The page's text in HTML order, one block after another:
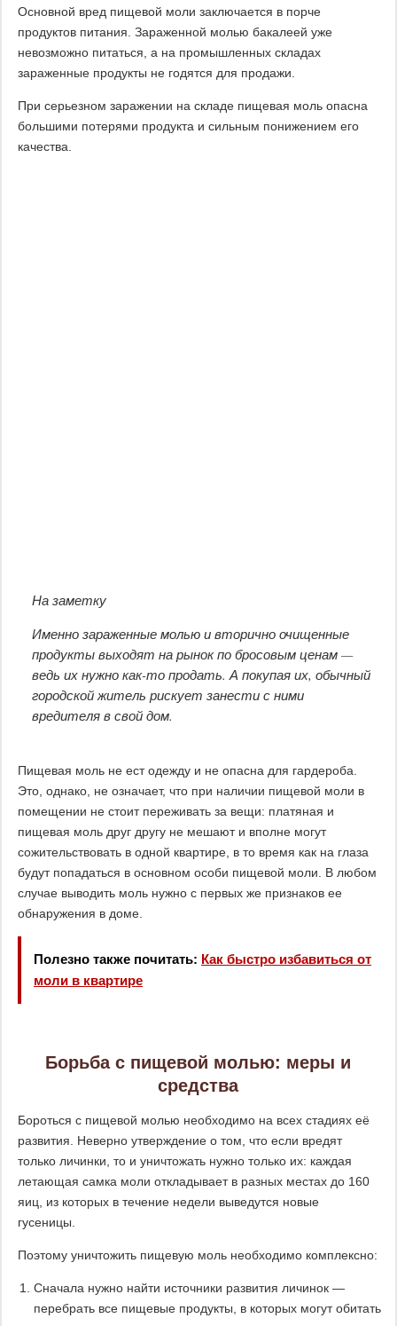
Основной вред пищевой моли заключается в порче
продуктов питания. Зараженной молью бакалеей уже
невозможно питаться, а на промышленных складах
зараженные продукты не годятся для продажи.
При серьезном заражении на складе пищевая моль опасна
большими потерями продукта и сильным понижением его
качества.
На заметку
Именно зараженные молью и вторично очищенные
продукты выходят на рынок по бросовым ценам —
ведь их нужно как-то продать. А покупая их, обычный
городской житель рискует занести с ними
вредителя в свой дом.
Пищевая моль не ест одежду и не опасна для гардероба.
Это, однако, не означает, что при наличии пищевой моли в
помещении не стоит переживать за вещи: платяная и
пищевая моль друг другу не мешают и вполне могут
сожительствовать в одной квартире, в то время как на глаза
будут попадаться в основном особи пищевой моли. В любом
случае выводить моль нужно с первых же признаков ее
обнаружения в доме.
Полезно также почитать: Как быстро избавиться от
моли в квартире
Борьба с пищевой молью: меры и
средства
Бороться с пищевой молью необходимо на всех стадиях её
развития. Неверно утверждение о том, что если вредят
только личинки, то и уничтожать нужно только их: каждая
летающая самка моли откладывает в разных местах до 160
яиц, из которых в течение недели выведутся новые
гусеницы.
Поэтому уничтожить пищевую моль необходимо комплексно:
Сначала нужно найти источники развития личинок —
перебрать все пищевые продукты, в которых могут обитать